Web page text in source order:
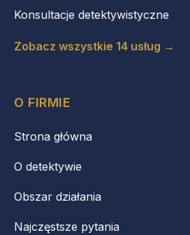
Konsultacje detektywistyczne
Zobacz wszystkie 14 usług →
O FIRMIE
Strona główna
O detektywie
Obszar działania
Najczęstsze pytania